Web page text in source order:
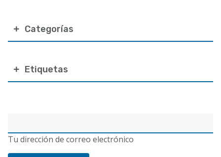
electrónico
Tu dirección de correo electrónico
Categorías
Etiquetas